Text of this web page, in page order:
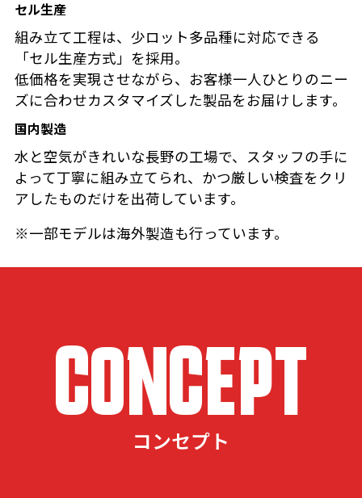
セル生産
組み立て工程は、少ロット多品種に対応できる
「セル生産方式」を採用。
低価格を実現させながら、お客様一人ひとりのニー
ズに合わせカスタマイズした製品をお届けします。
国内製造
水と空気がきれいな長野の工場で、スタッフの手に
よって丁寧に組み立てられ、かつ厳しい検査をクリ
アしたものだけを出荷しています。
※一部モデルは海外製造も行っています。
CONCEPT
コンセプト